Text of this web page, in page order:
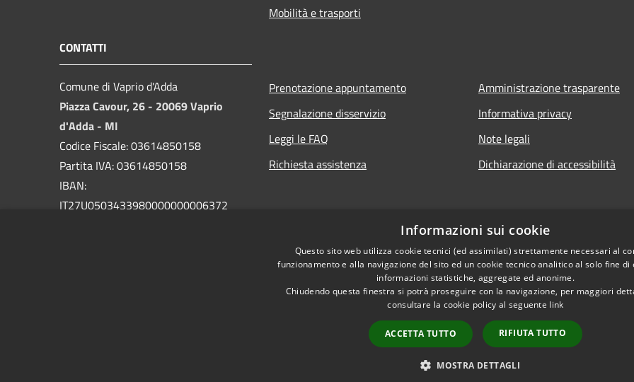
Mobilità e trasporti
CONTATTI
Comune di Vaprio d'Adda
Piazza Cavour, 26 - 20069 Vaprio
d'Adda - MI
Codice Fiscale: 03614850158
Partita IVA: 03614850158
IBAN:
IT27U0503433980000000006372
Prenotazione appuntamento
Segnalazione disservizio
Leggi le FAQ
Richiesta assistenza
Amministrazione trasparente
Informativa privacy
Note legali
Dichiarazione di accessibilità
Copyright © 2026 •
Informazioni sui cookie
Questo sito web utilizza cookie tecnici (ed assimilati) strettamente necessari al
funzionamento e alla navigazione del sito ed un cookie tecnico analitico al solo fine di
informazioni statistiche, aggregate ed anonime.
Chiudendo questa finestra si potrà proseguire con la navigazione, per maggiori
consultare la cookie policy al seguente link
ACCETTA TUTTO RIFIUTA TUTTO
MOSTRA DETTAGLI